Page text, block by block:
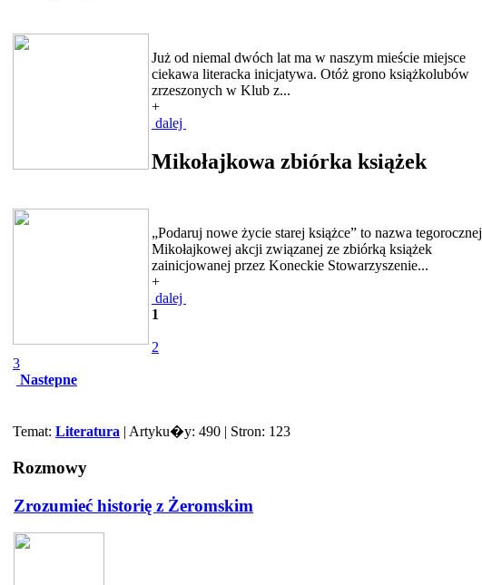
Już od niemal dwóch lat ma w naszym mieście miejsce
ciekawa literacka inicjatywa. Otóż grono książkolubów
zrzeszonych w Klub z...
+
dalej
Mikołajkowa zbiórka książek
„Podaruj nowe życie starej książce” to nazwa tegorocznej
Mikołajkowej akcji związanej ze zbiórką książek
zainicjowanej przez Koneckie Stowarzyszenie...
+
dalej
1
2
3
Nastepne
Temat: Literatura | Artyku�y: 490 | Stron: 123
Rozmowy
Zrozumieć historię z Żeromskim